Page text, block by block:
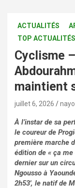
ACTUALITÉS
TOP ACTUALITÉS
Cyclisme
maintient
juillet 6, 2026
À l’instar de sa
le coureur de
première marche
édition de « ça
dernier sur un
Ngousso à
2h53′, le natif de